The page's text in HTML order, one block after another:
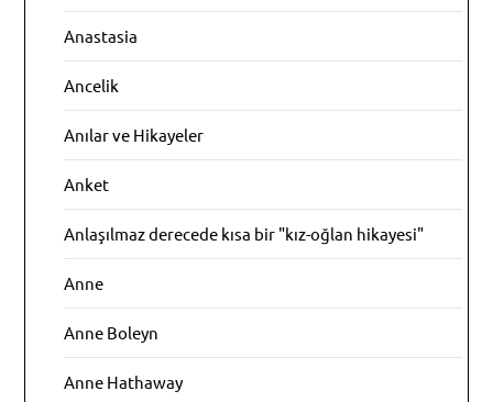
Anastasia
Ancelik
Anılar ve Hikayeler
Anket
Anlaşılmaz derecede kısa bir "kız-oğlan hikayesi"
Anne
Anne Boleyn
Anne Hathaway